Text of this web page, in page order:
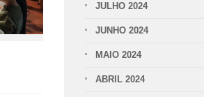
JULHO 2024
JUNHO 2024
MAIO 2024
ABRIL 2024